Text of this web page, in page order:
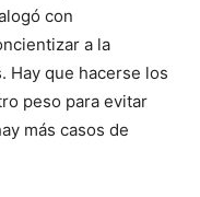
con
a la
Hay que hacerse los
peso para evitar
más casos de